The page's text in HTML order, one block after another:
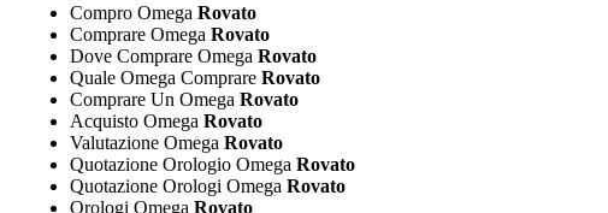
Compro Omega Rovato
Comprare Omega Rovato
Dove Comprare Omega Rovato
Quale Omega Comprare Rovato
Comprare Un Omega Rovato
Acquisto Omega Rovato
Valutazione Omega Rovato
Quotazione Orologio Omega Rovato
Quotazione Orologi Omega Rovato
Orologi Omega Rovato